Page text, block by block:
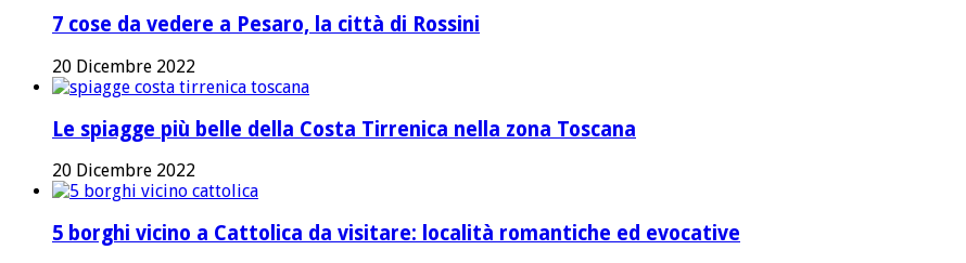
7 cose da vedere a Pesaro, la città di Rossini
20 Dicembre 2022
Le spiagge più belle della Costa Tirrenica nella zona Toscana
20 Dicembre 2022
5 borghi vicino a Cattolica da visitare: località romantiche ed evocative